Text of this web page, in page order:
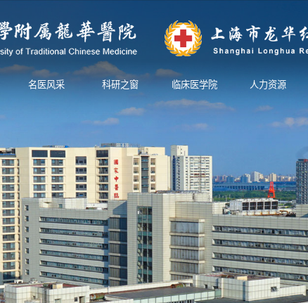
名医风采 科研之窗 临床医学院 人力资源